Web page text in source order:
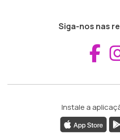
Siga-nos nas
Instale a